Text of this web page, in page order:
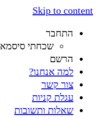
Skip to content
התחבר
שכחתי סיסמא
הרשם
למה אנחנו?
צור קשר
עגלת קניות
שאלות ותשובות